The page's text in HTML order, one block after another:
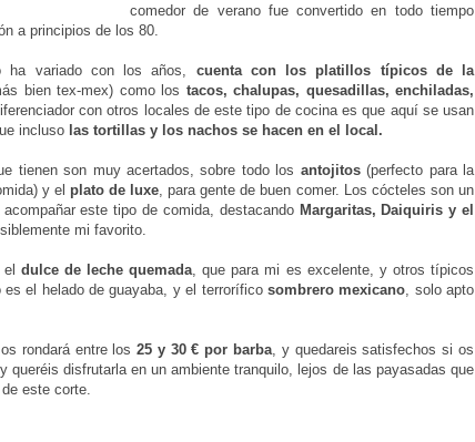
comedor de verano fue convertido en todo tiempo
a principios de los 80.
ha variado con los años, cuenta con los platillos típicos de la
bien tex-mex) como los tacos, chalupas, quesadillas, enchiladas,
con otros locales de este tipo de cocina es que aquí se usan
incluso las tortillas y los nachos se hacen en el local.
tienen son muy acertados, sobre todo los antojitos(perfecto para la
y el plato de luxe , para gente de buen comer. Los cócteles son un
este tipo de comida, destacando Margaritas, Daiquiris y el
mi favorito.
dulce de leche quemada , que para mi es excelente, y otros típicos
el helado de guayaba, y el terrorífico sombrero mexicano , solo apto
rondará entre los25 y 30 € por barba , y quedareis satisfechos si os
queréis disfrutarla en un ambiente tranquilo, lejos de las payasadas que
este corte.